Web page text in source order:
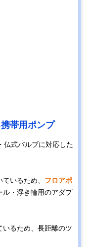
帯用ポンプ
仏式バルブに対応した
いるため、 フロアポ
ル・浮き輪用のアダプ
いるため、長距離のツ